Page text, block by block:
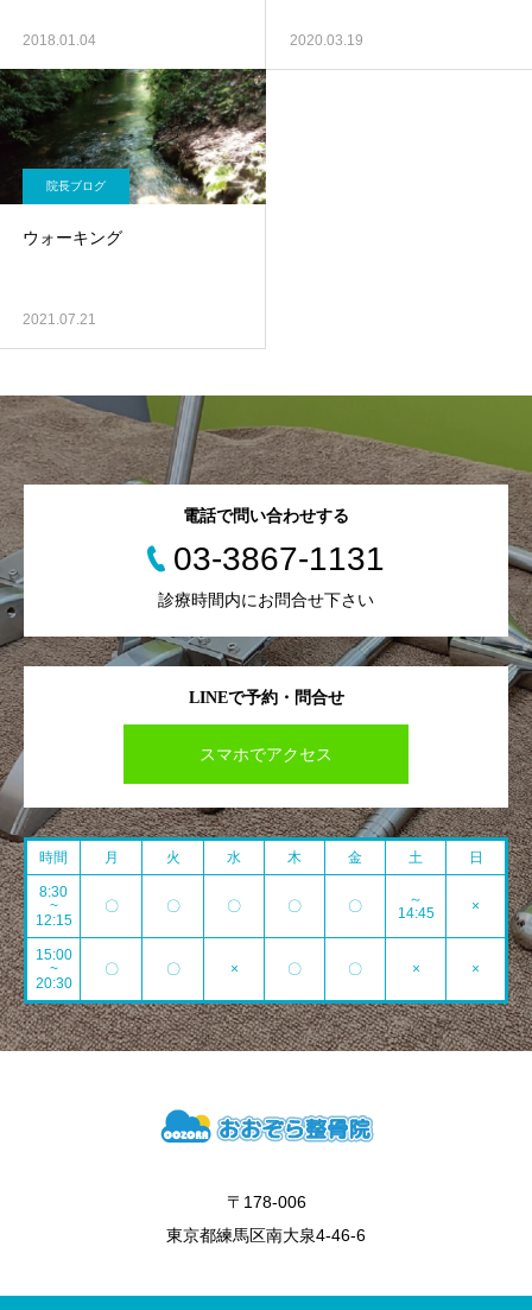
2018.01.04 2020.03.19
院長ブログ
ウォーキング
2021.07.21
LINEで予約・問合せ
スマホでアクセス
電話で問い合わせする
03-3867-1131
診療時間内にお問合せ下さい
時間 月 火 水 木 金 土 日
8:30
~
12:15
〇 〇 〇 〇 〇
～
14:45
×
15:00
~
20:30
〇 〇 × 〇 〇 × ×
〒178-006
東京都練馬区南大泉4-46-6